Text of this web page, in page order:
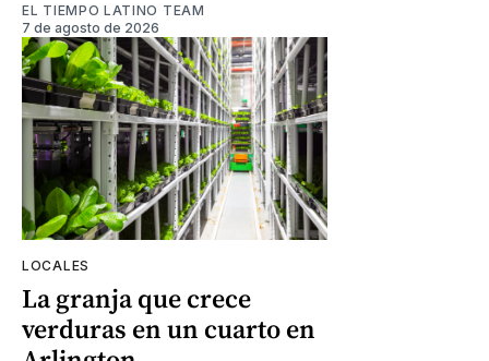
EL TIEMPO LATINO TEAM
7 de agosto de 2026
LOCALES
La granja que crece
verduras en un cuarto en